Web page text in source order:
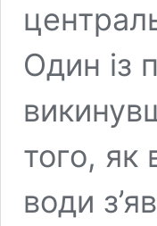
Один із
того, як
води